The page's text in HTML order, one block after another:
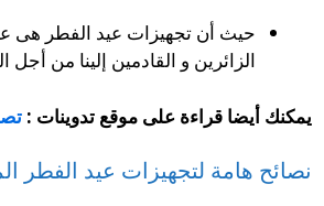
حيث أن تجهيزات عيد الفطر هى
الزائرين و القادمين إلينا من أجل
يمكنك أيضا قراءة على موقع تدوينات :
نصائح هامة لتجهيزات عيد الفطر